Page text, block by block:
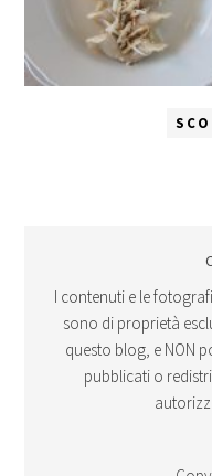
I contenuti e le
sono di proprietà
questo blog, e NON
pubblicati o